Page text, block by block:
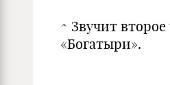
^ Звучит
«Богатыри».